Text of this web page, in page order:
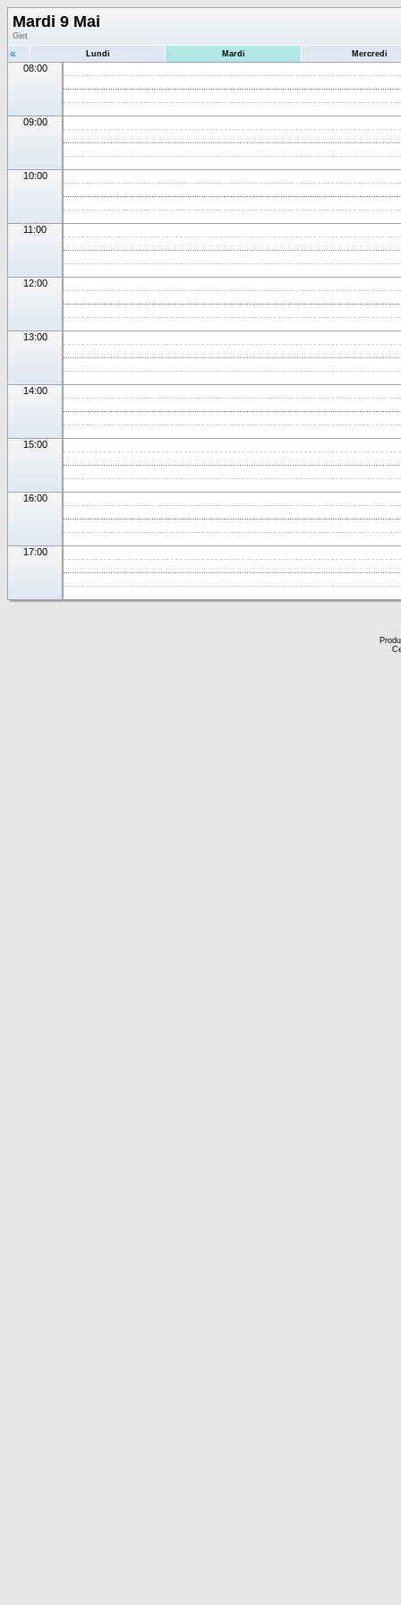
Mardi 9 Mai
Giet
« Lundi Mardi Mercredi
08:00
09:00
10:00
11:00
12:00
13:00
14:00
15:00
16:00
17:00